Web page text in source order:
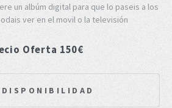
un albúm digital para que lo paseis a los
ver en el movil o la televisión
Oferta 150€
DISPONIBILIDAD